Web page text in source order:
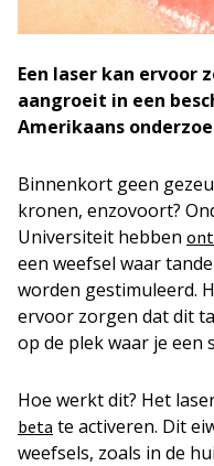
Een laser kan ervoor
aangroeit in een
Amerikaans
Binnenkort geen
kronen, enzovoort?
Universiteit hebben
een weefsel waar
worden gestimuleerd.
ervoor zorgen dat dit
op de plek waar je een
Hoe werkt dit? Het
beta te activeren. Dit
weefsels, zoals in de